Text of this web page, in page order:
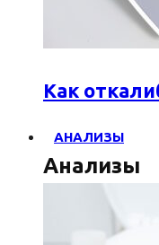
Как
АНАЛИЗЫ
Анализы